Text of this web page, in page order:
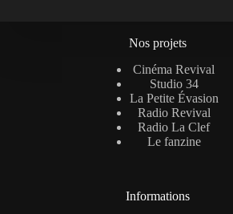
Nos projets
Cinéma Revival
Studio 34
La Petite Évasion
Radio Revival
Radio La Clef
Le fanzine
Informations